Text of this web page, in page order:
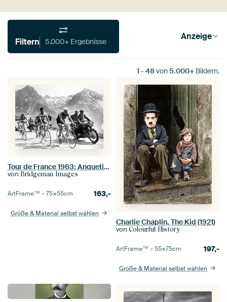
Filtern 5.000+ Ergebnisse Anzeige
1 - 48von5.000+ Bildern.
Tour de France 1963: Anquetil, Bahamontes und Poulidor
von Bridgeman Images
ArtFrame™ –75×55cm 163,-
Größe & Material selbst wählen
Charlie Chaplin, The Kid (1921)
von Colourful History
ArtFrame™ –55×75cm 197,-
Größe & Material selbst wählen